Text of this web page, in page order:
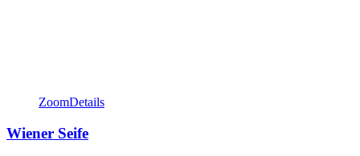
ZoomDetails
Wiener Seife